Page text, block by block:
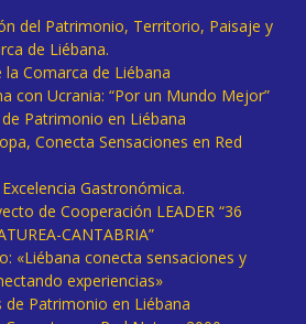
del Patrimonio, Territorio, Paisaje y
de Liébana.
Comarca de Liébana
con Ucrania: “Por un Mundo Mejor”
Patrimonio en Liébana
Conecta Sensaciones en Red
Gastronómica.
de Cooperación LEADER “36
CANTABRIA”
«Liébana conecta sensaciones y
experiencias»
de Patrimonio en Liébana